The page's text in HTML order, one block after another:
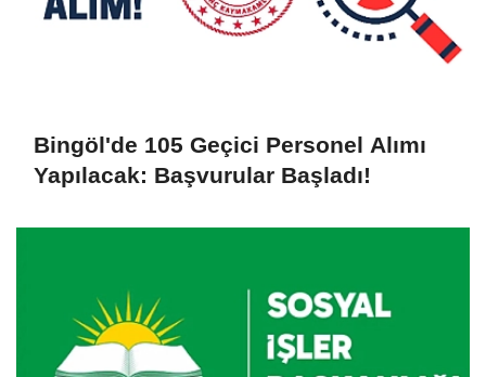
Bingöl'de 105 Geçici Personel Alımı
Yapılacak: Başvurular Başladı!